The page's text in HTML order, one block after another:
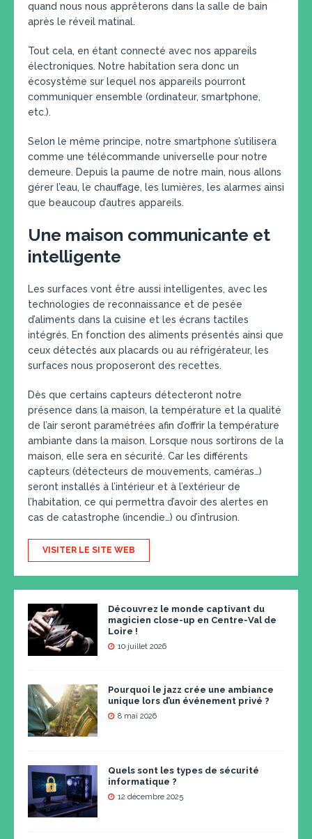
quand nous nous apprêterons dans la salle de bain
après le réveil matinal.
Tout cela, en étant connecté avec nos appareils
électroniques. Notre habitation sera donc un
écosystème sur lequel nos appareils pourront
communiquer ensemble (ordinateur, smartphone,
etc.).
Selon le même principe, notre smartphone s’utilisera
comme une télécommande universelle pour notre
demeure. Depuis la paume de notre main, nous allons
gérer l’eau, le chauffage, les lumières, les alarmes ainsi
que beaucoup d’autres appareils.
Une maison communicante et
intelligente
Les surfaces vont être aussi intelligentes, avec les
technologies de reconnaissance et de pesée
d’aliments dans la cuisine et les écrans tactiles
intégrés. En fonction des aliments présentés ainsi que
ceux détectés aux placards ou au réfrigérateur, les
surfaces nous proposeront des recettes.
Dès que certains capteurs détecteront notre
présence dans la maison, la température et la qualité
de l’air seront paramétrées afin d’offrir la température
ambiante dans la maison. Lorsque nous sortirons de la
maison, elle sera en sécurité. Car les différents
capteurs (détecteurs de mouvements, caméras…)
seront installés à l’intérieur et à l’extérieur de
l’habitation, ce qui permettra d’avoir des alertes en
cas de catastrophe (incendie…) ou d’intrusion.
VISITER LE SITE WEB
Découvrez le monde captivant du
magicien close-up en Centre-Val de
Loire !
10 juillet 2026
Pourquoi le jazz crée une ambiance
unique lors d’un événement privé ?
8 mai 2026
Quels sont les types de sécurité
informatique ?
12 décembre 2025